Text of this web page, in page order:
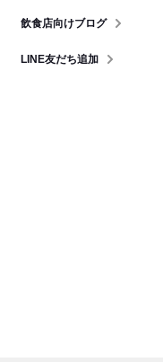
飲食店向けブログ
LINE友だち追加